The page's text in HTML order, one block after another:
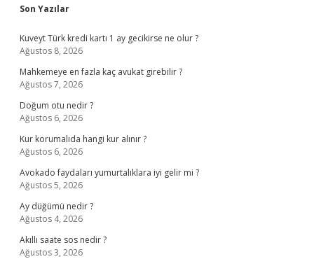
Sidebar
Son Yazılar
Kuveyt Türk kredi kartı 1 ay gecikirse ne olur ?
Ağustos 8, 2026
Mahkemeye en fazla kaç avukat girebilir ?
Ağustos 7, 2026
Doğum otu nedir ?
Ağustos 6, 2026
Kur korumalıda hangi kur alınır ?
Ağustos 6, 2026
Avokado faydaları yumurtalıklara iyi gelir mi ?
Ağustos 5, 2026
Ay düğümü nedir ?
Ağustos 4, 2026
Akıllı saate sos nedir ?
Ağustos 3, 2026